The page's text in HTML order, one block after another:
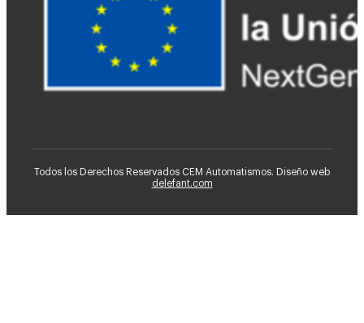
Todos los Derechos Reservados CEM Automatismos. Diseño web
delefant.com